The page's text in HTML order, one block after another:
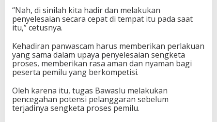
“Nah, di sinilah kita hadir dan melakukan
penyelesaian secara cepat di tempat itu pada saat
itu,” cetusnya.
Kehadiran panwascam harus memberikan perlakuan
yang sama dalam upaya penyelesaian sengketa
proses, memberikan rasa aman dan nyaman bagi
peserta pemilu yang berkompetisi.
Oleh karena itu, tugas Bawaslu melakukan
pencegahan potensi pelanggaran sebelum
terjadinya sengketa proses pemilu.